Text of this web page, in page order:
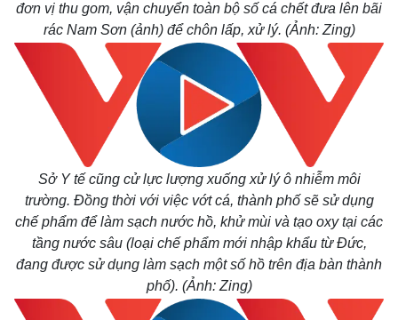
Thế giới
Quan sát
Cuộc sống đó đây
Hồ sơ
Multimedia
Video
E-Magazine
Infographic
đơn vị thu gom, vận chuyển toàn bộ số cá chết đưa lên bãi
rác Nam Sơn (ảnh) để chôn lấp, xử lý. (Ảnh: Zing)
Sở Y tế cũng cử lực lượng xuống xử lý ô nhiễm môi
trường. Đồng thời với việc vớt cá, thành phố sẽ sử dụng
chế phẩm để làm sạch nước hồ, khử mùi và tạo oxy tại các
tầng nước sâu (loại chế phẩm mới nhập khẩu từ Đức,
đang được sử dụng làm sạch một số hồ trên địa bàn thành
phố). (Ảnh: Zing)